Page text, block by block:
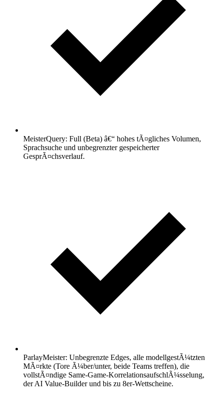
MeisterQuery: Full (Beta) â€“ hohes tÃ¤gliches Volumen,
Sprachsuche und unbegrenzter gespeicherter
GesprÃ¤chsverlauf.
ParlayMeister: Unbegrenzte Edges, alle modellgestÃ¼tzten
MÃ¤rkte (Tore Ã¼ber/unter, beide Teams treffen), die
vollstÃ¤ndige Same-Game-KorrelationsaufschlÃ¼sselung,
der AI Value-Builder und bis zu 8er-Wettscheine.